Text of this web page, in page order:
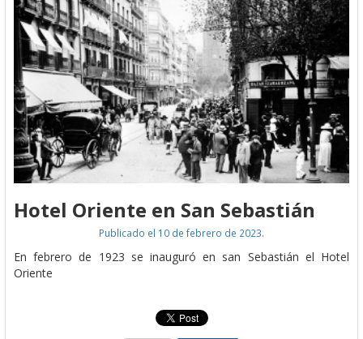
Hotel Oriente en San Sebastián
Publicado el 10 de febrero de 2023.
En febrero de 1923 se inauguró en san Sebastián el Hotel
Oriente